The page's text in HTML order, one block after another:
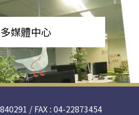
多媒體中心
/ FAX : 04-22873454